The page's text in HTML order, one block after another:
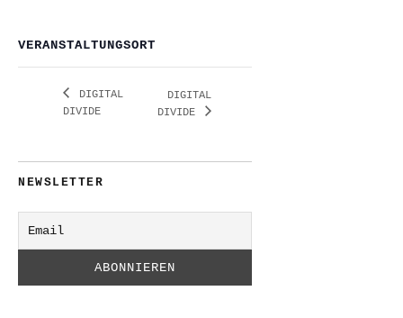
VERANSTALTUNGSORT
DIGITAL
DIVIDE
DIGITAL
DIVIDE
NEWSLETTER